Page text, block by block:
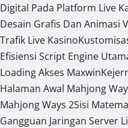
Digital Pada Platform Live
Desain Grafis Dan Animasi
Trafik Live Kasino
Efisiensi Script Engine
Loading Akses Maxwin
Halaman Awal Mahjong
Mahjong Ways 2Sisi
Gangguan Jaringan Server